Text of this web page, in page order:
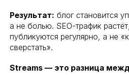
Результат: блог становится
а не болью. SEO-трафик
публикуются регулярно, а не
сверстать».
Streams — это разница